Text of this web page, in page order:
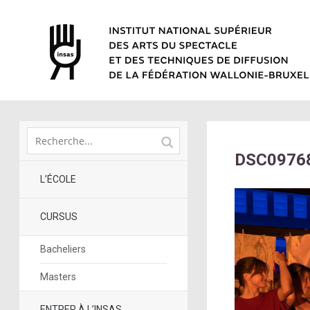
L’ÉCOLE
CURSUS
Bacheliers
Masters